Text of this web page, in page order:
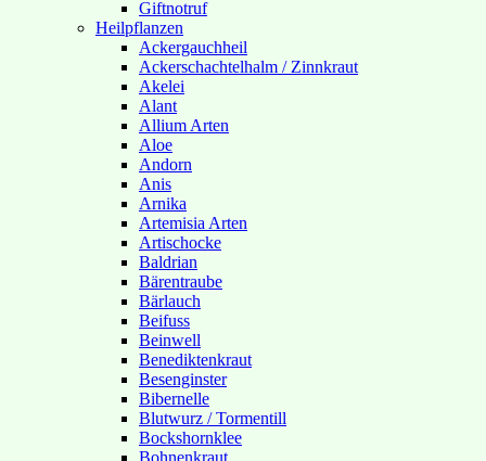
Giftnotruf
Heilpflanzen
Ackergauchheil
Ackerschachtelhalm / Zinnkraut
Akelei
Alant
Allium Arten
Aloe
Andorn
Anis
Arnika
Artemisia Arten
Artischocke
Baldrian
Bärentraube
Bärlauch
Beifuss
Beinwell
Benediktenkraut
Besenginster
Bibernelle
Blutwurz / Tormentill
Bockshornklee
Bohnenkraut